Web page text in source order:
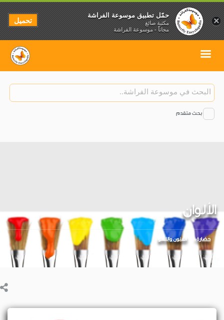
بحث متقدم
الألوان
حضارة الفنون واللهو
×
حمّل تطبيق موسوعة الفراشة
مكتبة صائغ
مجاناً - موسوعة الفراشة
تحميل